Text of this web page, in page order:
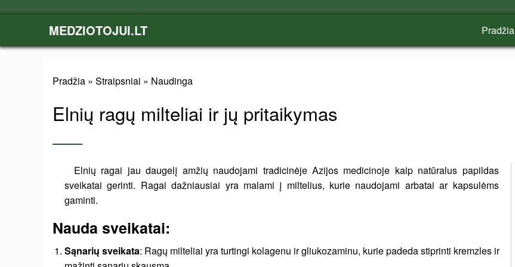
MEDZIOTOJUI.LT Pradžia
Pradžia » Straipsniai » Naudinga
Elnių ragų milteliai ir jų pritaikymas
Elnių ragai jau daugelį amžių naudojami tradicinėje Azijos medicinoje kaip natūralus papildas
sveikatai gerinti. Ragai dažniausiai yra malami į miltelius, kurie naudojami arbatai ar kapsulėms
gaminti.
Nauda sveikatai:
Sąnarių sveikata: Ragų milteliai yra turtingi kolagenu ir gliukozaminu, kurie padeda stiprinti kremzles ir